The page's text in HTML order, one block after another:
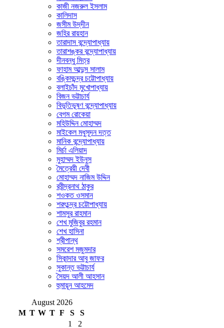
কাজী নজরুল ইসলাম
কালিদাস
জসীম উদ্‌দীন
জহির রায়হান
তারাদাস বন্দ্যোপাধ্যায়
তারাশঙ্কর বন্দ্যোপাধ্যায়
দীনবন্ধু মিত্র
ফাহাম আব্দুস সালাম
বঙ্কিমচন্দ্র চট্টোপাধ্যায়
বলাইচাঁদ মুখোপাধ্যায়
বিজন ভট্টাচার্য
বিভূতিভূষণ বন্দ্যোপাধ্যায়
বেগম রোকেয়া
মহিউদ্দিন মোহাম্মদ
মাইকেল মধুসূদন দত্ত
মানিক বন্দ্যোপাধ্যায়
মির্চা এলিয়াদ
মুহাম্মদ ইউনুস
মৈত্রেয়ী দেবী
মোহাম্মদ নাজিম উদ্দিন
রবীন্দ্রনাথ ঠাকুর
শওকত ওসমান
শরৎচন্দ্র চট্টোপাধ্যায়
শামসুর রাহমান
শেখ মুজিবুর রহমান
শেখ হাসিনা
শ্রীপান্থ
সমরেশ মজুমদার
সিকান্দার আবু জাফর
সুকান্ত ভট্টাচার্য
সৈয়দ আলী আহসান
হুমায়ূন আহমেদ
August 2026
M T W T F S
S
1
2